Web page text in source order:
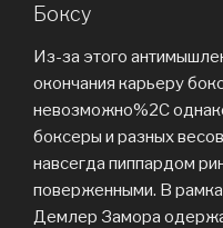
Боксу
Из-за этого
окончания карьеру
невозможно%2C
боксеры и разных
навсегда пиппардом
поверженными. В
Демлер Замора